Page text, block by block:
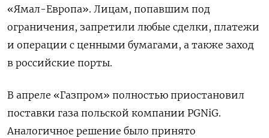
«Ямал-Европа». Лицам, попавшим под
ограничения, запретили любые сделки, платежи
и операции с ценными бумагами, а также заход
в российские порты.
В апреле «Газпром» полностью приостановил
поставки газа польской компании PGNiG.
Аналогичное решение было принято